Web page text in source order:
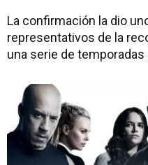
La confirmación la dio
representativos de la
una serie de